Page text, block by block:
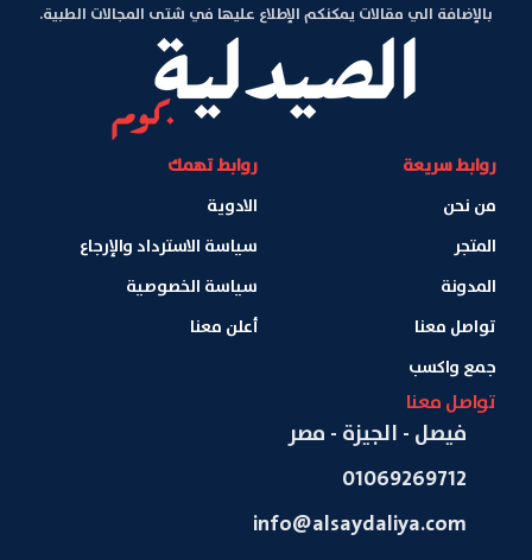
بالإضافة الي مقالات يمكنكم الإطلاع عليها في شتى المجالات الطبية.
روابط سريعة
من نحن
المتجر
المدونة
تواصل معنا
جمع واكسب
روابط تهمك
الادوية
سياسة الاسترداد والإرجاع
سياسة الخصوصية
أعلن معنا
تواصل معنا
فيصل - الجيزة - مصر
01069269712
info@alsaydaliya.com